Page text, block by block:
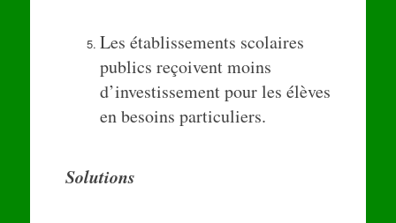
Les établissements scolaires
publics reçoivent moins
d’investissement pour les élèves
en besoins particuliers.
Solutions